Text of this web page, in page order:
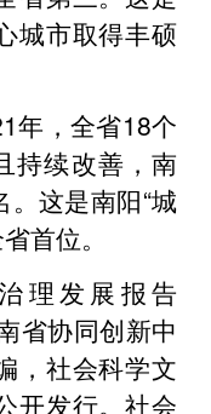
城市取得丰硕
年，全省18个
持续改善，南
这是南阳“城
首位。
理发展报告
省协同创新中
，社会科学文
开发行。社会